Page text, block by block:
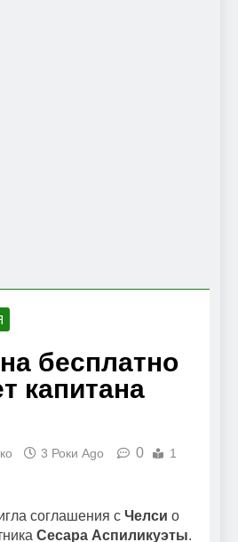
бесплатно
капитана
3 Роки Ago 0
1
соглашения с Челси о
Сесара Аспиликуэты.